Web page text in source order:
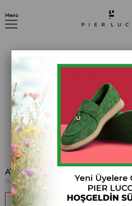
Menü
‹
AYAKKABI
Stok Kodu (PL 001 1013)
39 $21.80 $13.29